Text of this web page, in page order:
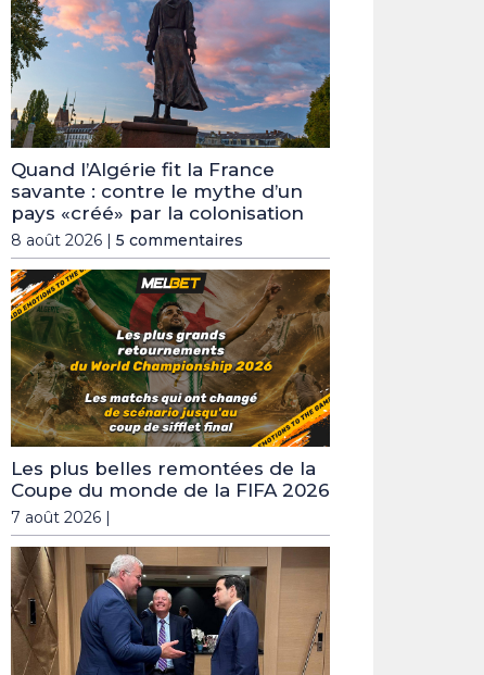
Quand l’Algérie fit la France
savante : contre le mythe d’un
pays «créé» par la colonisation
8 août 2026 | 5 commentaires
Les plus belles remontées de la
Coupe du monde de la FIFA 2026
7 août 2026 |